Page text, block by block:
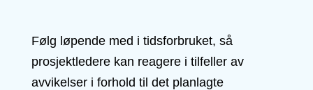
Følg løpende med i tidsforbruket, så
prosjektledere kan reagere i tilfeller av
avvikelser i forhold til det planlagte